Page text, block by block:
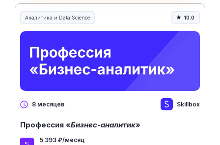
Аналитика и Data Science 10.0
8 месяцев Skillbox
Профессия «Бизнес-аналитик»
5 393 ₽/месяц